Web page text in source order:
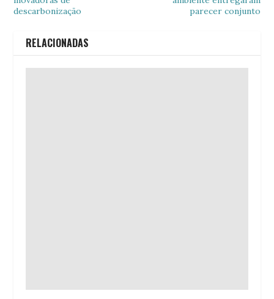
descarbonização
parecer conjunto
RELACIONADAS